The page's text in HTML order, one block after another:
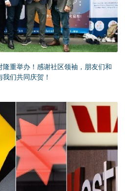
重举办！感谢社区领袖，朋友们和
们共同庆贺！